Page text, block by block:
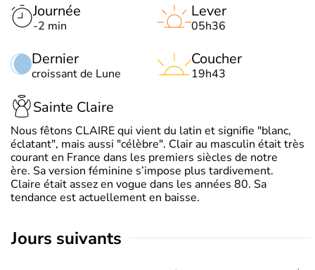
Journée
-2 min
Dernier
croissant de Lune
Lever
05h36
Coucher
19h43
Sainte Claire
Nous fêtons CLAIRE qui vient du latin et signifie "blanc,
éclatant", mais aussi "célèbre". Clair au masculin était très
courant en France dans les premiers siècles de notre
ère. Sa version féminine s’impose plus tardivement.
Claire était assez en vogue dans les années 80. Sa
tendance est actuellement en baisse.
jours suivants